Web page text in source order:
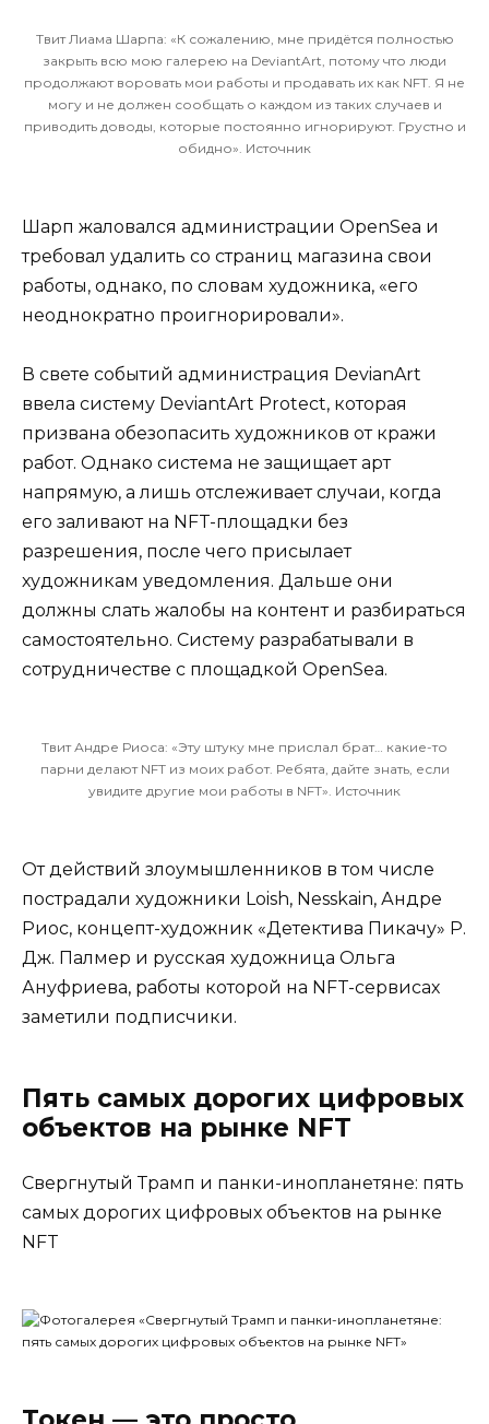
Твит Лиама Шарпа: «К сожалению, мне придётся полностью
закрыть всю мою галерею на DeviantArt, потому что люди
продолжают воровать мои работы и продавать их как NFT. Я не
могу и не должен сообщать о каждом из таких случаев и
приводить доводы, которые постоянно игнорируют. Грустно и
обидно». Источник
Шарп жаловался администрации OpenSea и
требовал удалить со страниц магазина свои
работы, однако, по словам художника, «его
неоднократно проигнорировали».
В свете событий администрация DevianArt
ввела систему DeviantArt Protect, которая
призвана обезопасить художников от кражи
работ. Однако система не защищает арт
напрямую, а лишь отслеживает случаи, когда
его заливают на NFT-площадки без
разрешения, после чего присылает
художникам уведомления. Дальше они
должны слать жалобы на контент и разбираться
самостоятельно. Систему разрабатывали в
сотрудничестве с площадкой OpenSea.
Твит Андре Риоса: «Эту штуку мне прислал брат… какие-то
парни делают NFT из моих работ. Ребята, дайте знать, если
увидите другие мои работы в NFT». Источник
От действий злоумышленников в том числе
пострадали художники Loish, Nesskain, Андре
Риос, концепт-художник «Детектива Пикачу» Р.
Дж. Палмер и русская художница Ольга
Ануфриева, работы которой на NFT-сервисах
заметили подписчики.
Пять самых дорогих цифровых
объектов на рынке NFT
Свергнутый Трамп и панки-инопланетяне: пять
самых дорогих цифровых объектов на рынке
NFT